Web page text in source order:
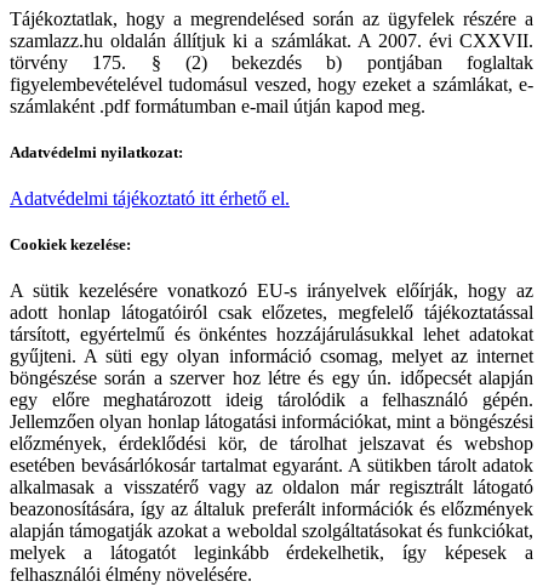
Tájékoztatlak, hogy a megrendelésed során az ügyfelek részére a
szamlazz.hu oldalán állítjuk ki a számlákat. A 2007. évi CXXVII.
törvény 175. § (2) bekezdés b) pontjában foglaltak
figyelembevételével tudomásul veszed, hogy ezeket a számlákat, e-
számlaként .pdf formátumban e-mail útján kapod meg.
Adatvédelmi nyilatkozat:
Adatvédelmi tájékoztató itt érhető el.
Cookiek kezelése:
A sütik kezelésére vonatkozó EU-s irányelvek előírják, hogy az
adott honlap látogatóiról csak előzetes, megfelelő tájékoztatással
társított, egyértelmű és önkéntes hozzájárulásukkal lehet adatokat
gyűjteni. A süti egy olyan információ csomag, melyet az internet
böngészése során a szerver hoz létre és egy ún. időpecsét alapján
egy előre meghatározott ideig tárolódik a felhasználó gépén.
Jellemzően olyan honlap látogatási információkat, mint a böngészési
előzmények, érdeklődési kör, de tárolhat jelszavat és webshop
esetében bevásárlókosár tartalmat egyaránt. A sütikben tárolt adatok
alkalmasak a visszatérő vagy az oldalon már regisztrált látogató
beazonosítására, így az általuk preferált információk és előzmények
alapján támogatják azokat a weboldal szolgáltatásokat és funkciókat,
melyek a látogatót leginkább érdekelhetik, így képesek a
felhasználói élmény növelésére.